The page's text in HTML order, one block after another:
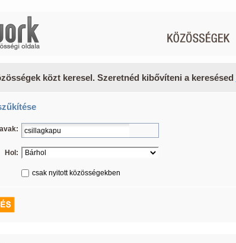
közt keresel. Szeretnéd kibővíteni a keresésed
Hol:
csak nyitott közösségekben